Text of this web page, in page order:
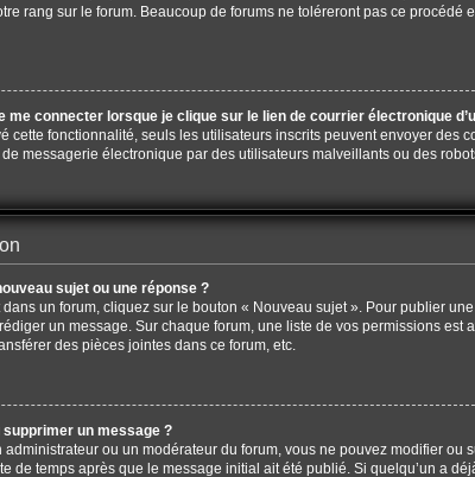
rang sur le forum. Beaucoup de forums ne toléreront pas ce
me connecter lorsque je clique sur le lien de courrier électronique
cette fonctionnalité, seuls les utilisateurs inscrits peuvent envoyer
messagerie électronique par des utilisateurs malveillants ou des
sujet ou une réponse ?
un forum, cliquez sur le bouton « Nouveau sujet ». Pour publier
un message. Sur chaque forum, une liste de vos permissions
des pièces jointes dans ce forum, etc.
un message ?
ou un modérateur du forum, vous ne pouvez modifier
de temps après que le message initial ait été publié. Si quelqu’un a